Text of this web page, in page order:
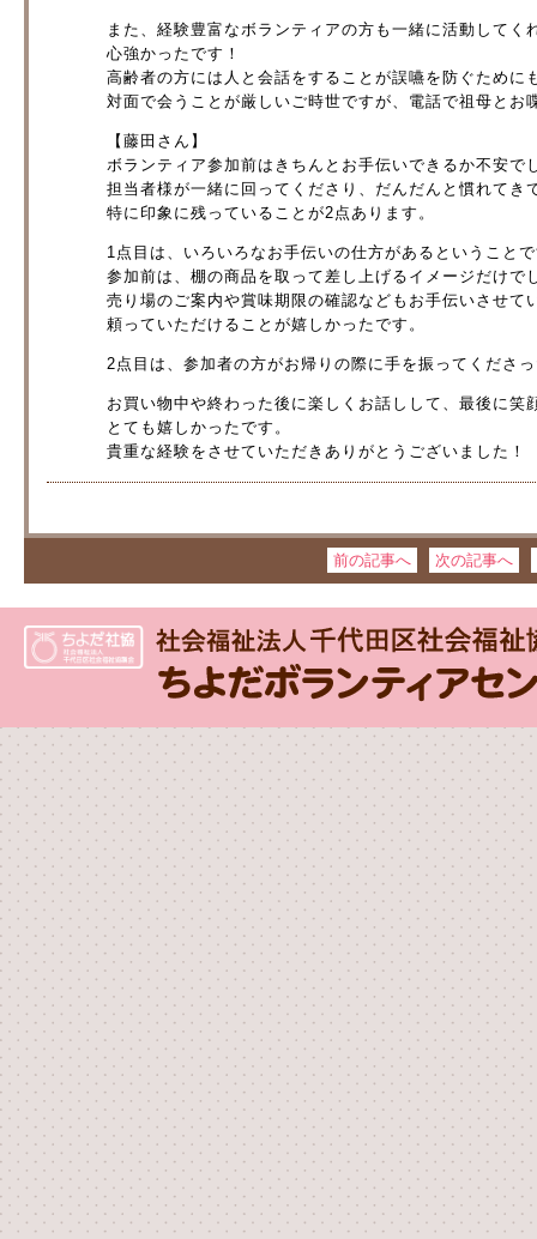
また、経験豊富なボランティアの方も一緒に活動してく
心強かったです！
高齢者の方には人と会話をすることが誤嚥を防ぐために
対面で会うことが厳しいご時世ですが、電話で祖母とお
【藤田さん】
ボランティア参加前はきちんとお手伝いできるか不安で
担当者様が一緒に回ってくださり、だんだんと慣れてき
特に印象に残っていることが2点あります。
1点目は、いろいろなお手伝いの仕方があるということ
参加前は、棚の商品を取って差し上げるイメージだけで
売り場のご案内や賞味期限の確認などもお手伝いさせて
頼っていただけることが嬉しかったです。
2点目は、参加者の方がお帰りの際に手を振ってくださ
お買い物中や終わった後に楽しくお話しして、最後に笑
とても嬉しかったです。
貴重な経験をさせていただきありがとうございました！
前の記事へ 次の記事へ